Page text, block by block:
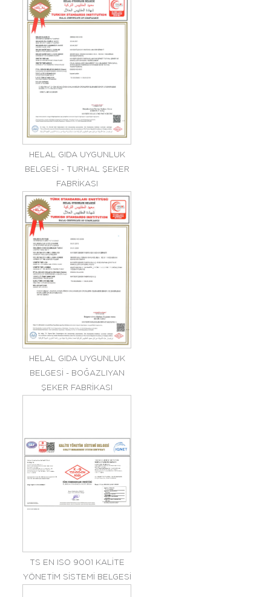
HELAL GIDA UYGUNLUK
BELGESİ - TURHAL ŞEKER
FABRİKASI
HELAL GIDA UYGUNLUK
BELGESİ - BOĞAZLIYAN
ŞEKER FABRİKASI
TS EN ISO 9001 KALİTE
YÖNETİM SİSTEMİ BELGESİ